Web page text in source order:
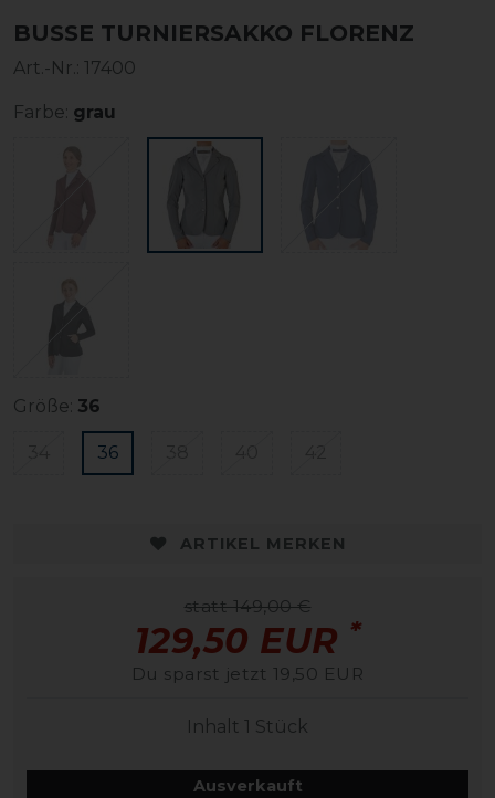
BUSSE TURNIERSAKKO FLORENZ
Art.-Nr.: 17400
Farbe: grau
Größe: 36
36
ARTIKEL MERKEN
statt 149,00 €
129,50 EUR *
Du sparst jetzt 19,50 EUR
Inhalt 1 Stück
Ausverkauft